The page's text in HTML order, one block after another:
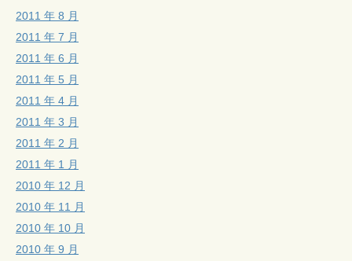
2011 年 8 月
2011 年 7 月
2011 年 6 月
2011 年 5 月
2011 年 4 月
2011 年 3 月
2011 年 2 月
2011 年 1 月
2010 年 12 月
2010 年 11 月
2010 年 10 月
2010 年 9 月